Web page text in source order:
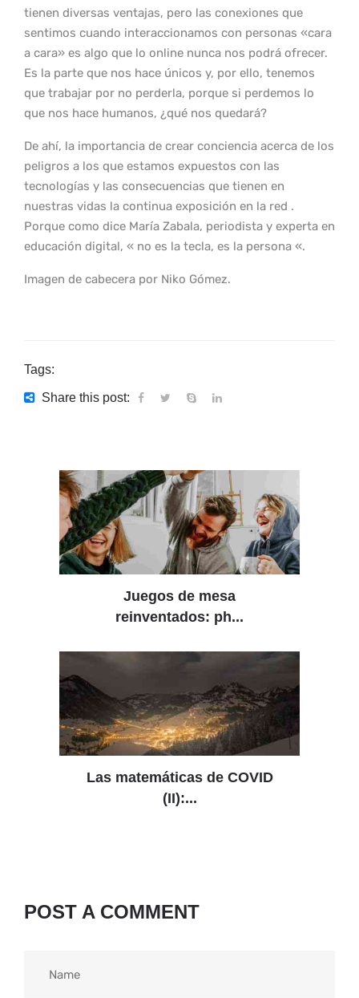
tienen diversas ventajas, pero las conexiones que
sentimos cuando interaccionamos con personas «cara
a cara» es algo que lo online nunca nos podrá ofrecer.
Es la parte que nos hace únicos y, por ello, tenemos
que trabajar por no perderla, porque si perdemos lo
que nos hace humanos, ¿qué nos quedará?
De ahí, la importancia de crear conciencia acerca de los
peligros a los que estamos expuestos con las
tecnologías y las consecuencias que tienen en
nuestras vidas la continua exposición en la red .
Porque como dice María Zabala, periodista y experta en
educación digital, « no es la tecla, es la persona «.
Imagen de cabecera por Niko Gómez.
Tags:
Share this post:
Juegos de mesa
reinventados: ph...
Las matemáticas de COVID
(II):...
POST A COMMENT